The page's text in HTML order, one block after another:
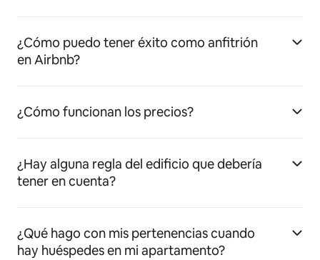
¿Cómo puedo tener éxito como anfitrión
en Airbnb?
¿Cómo funcionan los precios?
¿Hay alguna regla del edificio que debería
tener en cuenta?
¿Qué hago con mis pertenencias cuando
hay huéspedes en mi apartamento?